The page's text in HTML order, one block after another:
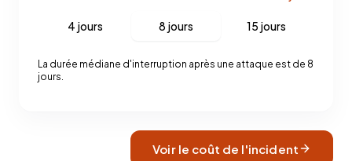
4 jours 8 jours 15 jours
La durée médiane d'interruption après une attaque est de 8
jours.
Voir le coût de l'incident